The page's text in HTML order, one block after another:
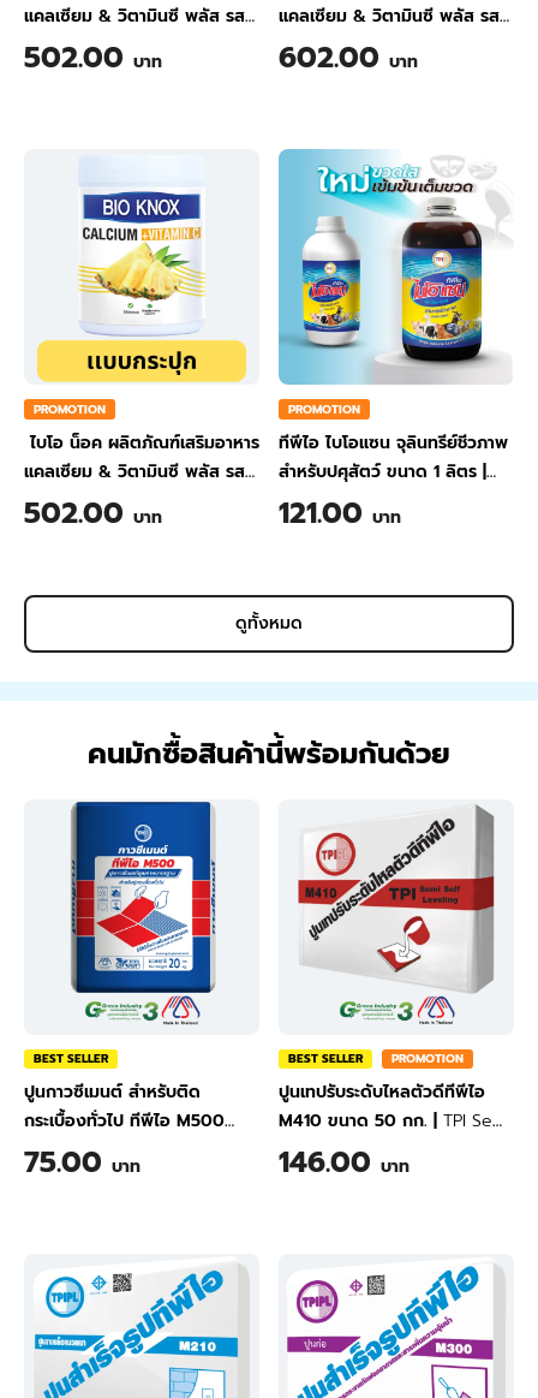
แคลเซียม & วิตามินซี พลัส รส
ขิง ขนาด 200 กรัม
502.00 บาท
แคลเซียม & วิตามินซี พลัส รส
ส้ม ขนาด 200 กรัม
602.00 บาท
PROMOTION
ไบโอ น็อค ผลิตภัณฑ์เสริมอาหาร
แคลเซียม & วิตามินซี พลัส รส
สับปะรด ขนาด 200 กรัม
502.00 บาท
PROMOTION
ทีพีไอ ไบโอแซน จุลินทรีย์ชีวภาพ
สำหรับปศุสัตว์ ขนาด 1 ลิตร |
TPI BIO-SAN Organic
Wastewater Treatment for
121.00 บาท
ดูทั้งหมด
คนมักซื้อสินค้านี้พร้อมกันด้วย
BEST SELLER
ปูนกาวซีเมนต์ สำหรับติด
กระเบื้องทั่วไป ทีพีไอ M500
ขนาด 20 กก.
Mortar for Fixing General
75.00 บาท
BEST SELLER PROMOTION
ปูนเทปรับระดับไหลตัวดีทีพีไอ
M410 ขนาด 50 กก.
TPI Semi
Self Leveling M410 50 kg
146.00 บาท